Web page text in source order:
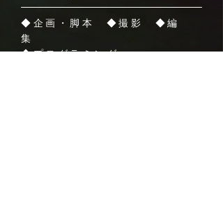
◆企画・脚本 ◆撮影 ◆編
集
◆プログラミング